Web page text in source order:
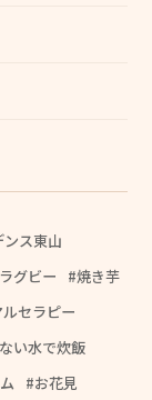
ス東山
ラグビー
焼き芋
セラピー
い水で炊飯
お花見